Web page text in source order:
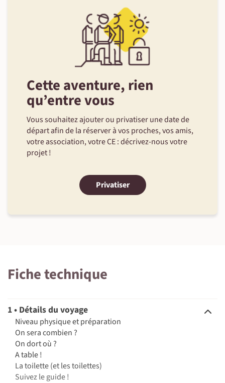
Cette aventure, rien
qu’entre vous
Vous souhaitez ajouter ou privatiser une date de
départ afin de la réserver à vos proches, vos amis,
votre association, votre CE : décrivez-nous votre
projet !
Privatiser
Fiche technique
1 • Détails du voyage
Niveau physique et préparation
On sera combien ?
On dort où ?
A table !
La toilette (et les toilettes)
Suivez le guide !